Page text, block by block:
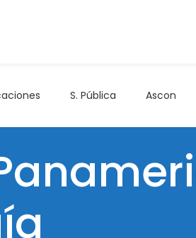
S. Pública Ascon